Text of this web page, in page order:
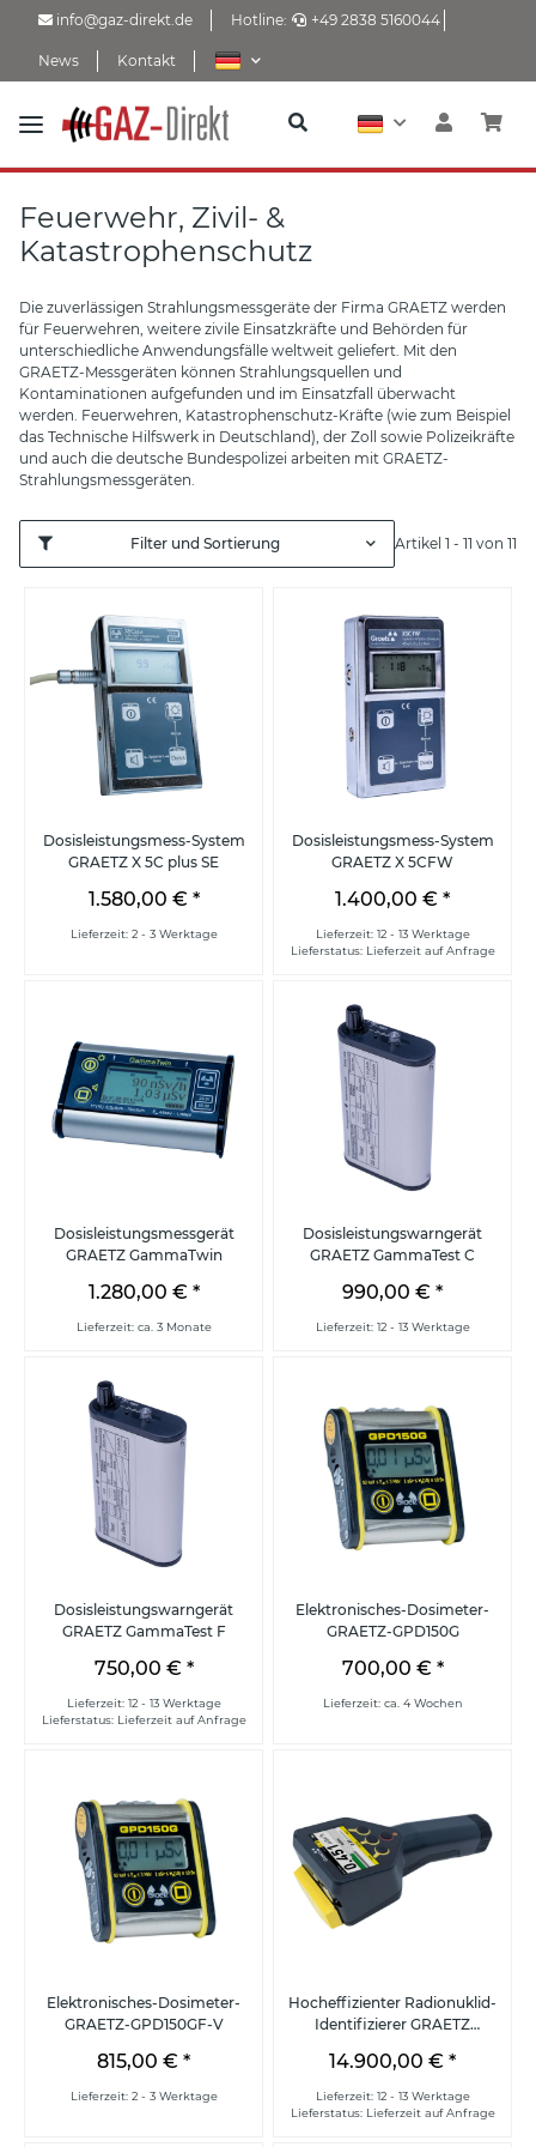
info@gaz-direkt.de Hotline: +49 2838 5160044
News Kontakt
Feuerwehr, Zivil- &
Katastrophenschutz
Die zuverlässigen Strahlungsmessgeräte der Firma GRAETZ werden
für Feuerwehren, weitere zivile Einsatzkräfte und Behörden für
unterschiedliche Anwendungsfälle weltweit geliefert. Mit den
GRAETZ-Messgeräten können Strahlungsquellen und
Kontaminationen aufgefunden und im Einsatzfall überwacht
werden. Feuerwehren, Katastrophenschutz-Kräfte (wie zum Beispiel
das Technische Hilfswerk in Deutschland), der Zoll sowie Polizeikräfte
und auch die deutsche Bundespolizei arbeiten mit GRAETZ-
Strahlungsmessgeräten.
Filter und Sortierung Artikel 1 - 11 von 11
Dosisleistungsmess-System
GRAETZ X 5C plus SE
1.580,00 € *
Lieferzeit: 2 - 3 Werktage
Dosisleistungsmess-System
GRAETZ X 5CFW
1.400,00 € *
Lieferzeit: 12 - 13 Werktage
Lieferstatus: Lieferzeit auf Anfrage
Dosisleistungsmessgerät
GRAETZ GammaTwin
1.280,00 € *
Lieferzeit: ca. 3 Monate
Dosisleistungswarngerät
GRAETZ GammaTest C
990,00 € *
Lieferzeit: 12 - 13 Werktage
Dosisleistungswarngerät
GRAETZ GammaTest F
750,00 € *
Lieferzeit: 12 - 13 Werktage
Lieferstatus: Lieferzeit auf Anfrage
Elektronisches-Dosimeter-
GRAETZ-GPD150G
700,00 € *
Lieferzeit: ca. 4 Wochen
Elektronisches-Dosimeter-
GRAETZ-GPD150GF-V
815,00 € *
Lieferzeit: 2 - 3 Werktage
Hocheffizienter Radionuklid-
Identifizierer GRAETZ
14.900,00 € *
Lieferzeit: 12 - 13 Werktage
Lieferstatus: Lieferzeit auf Anfrage